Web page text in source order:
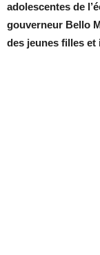
adolescentes de
gouverneur Bello
des jeunes filles et